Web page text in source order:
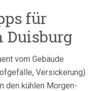
für
Duisburg
vom Gebäude
Versickerung).
den kühlen Morgen-